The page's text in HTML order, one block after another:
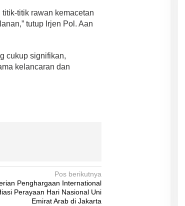
titik rawan kemacetan
tutup Irjen Pol. Aan
cukup signifikan,
kelancaran dan
Pos berikutnya
Penghargaan International
Perayaan Hari Nasional Uni
Emirat Arab di Jakarta